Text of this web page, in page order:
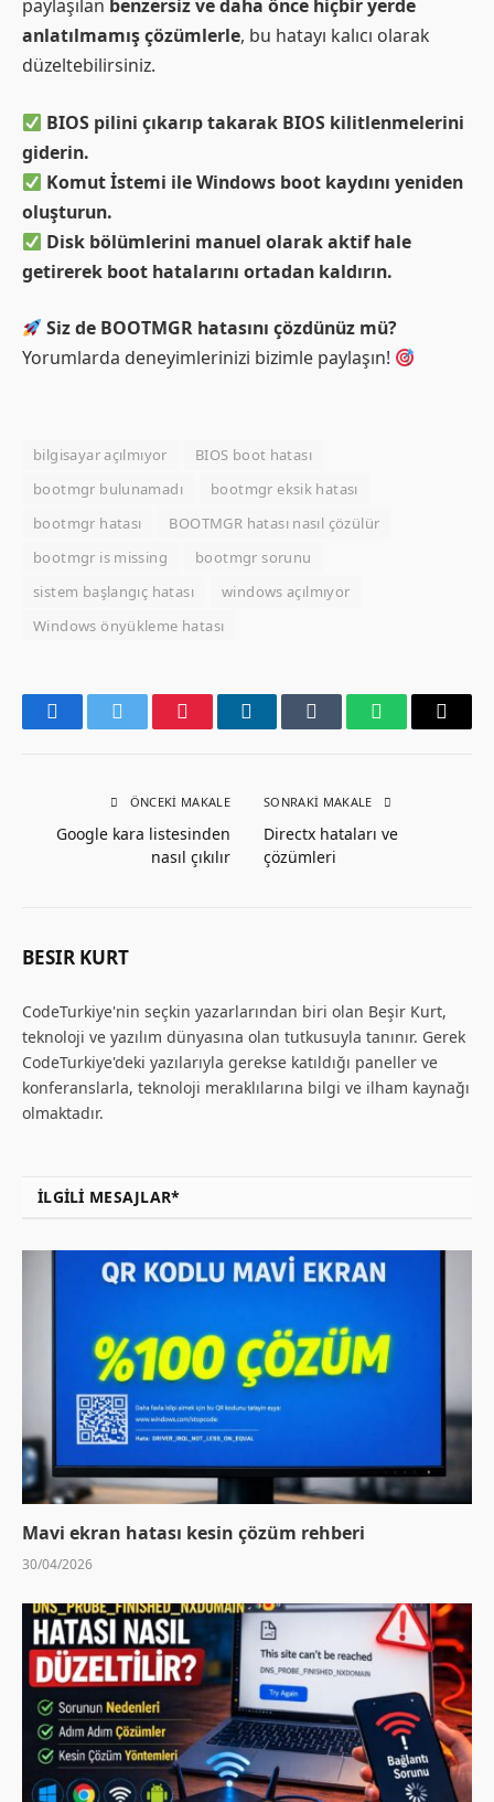
paylaşılan benzersiz ve daha önce hiçbir yerde
anlatılmamış çözümlerle, bu hatayı kalıcı olarak
düzeltebilirsiniz.
BIOS pilini çıkarıp takarak BIOS kilitlenmelerini
giderin.
Komut İstemi ile Windows boot kaydını yeniden
oluşturun.
Disk bölümlerini manuel olarak aktif hale
getirerek boot hatalarını ortadan kaldırın.
Siz de BOOTMGR hatasını çözdünüz mü?
Yorumlarda deneyimlerinizi bizimle paylaşın!
bilgisayar açılmıyor
BIOS boot hatası
bootmgr bulunamadı
bootmgr eksik hatası
bootmgr hatası
BOOTMGR hatası nasıl çözülür
bootmgr is missing
bootmgr sorunu
sistem başlangıç hatası
windows açılmıyor
Windows önyükleme hatası
FacebookTwitter PinterestLinkedInTumblr WhatsAppEmail
ÖNCEKI MAKALE
Google kara listesinden
nasıl çıkılır
SONRAKI MAKALE
Directx hataları ve
çözümleri
BESIR KURT
CodeTurkiye'nin seçkin yazarlarından biri olan Beşir Kurt,
teknoloji ve yazılım dünyasına olan tutkusuyla tanınır. Gerek
CodeTurkiye'deki yazılarıyla gerekse katıldığı paneller ve
konferanslarla, teknoloji meraklılarına bilgi ve ilham kaynağı
olmaktadır.
İLGILI MESAJLAR*
Mavi ekran hatası kesin çözüm rehberi
30/04/2026